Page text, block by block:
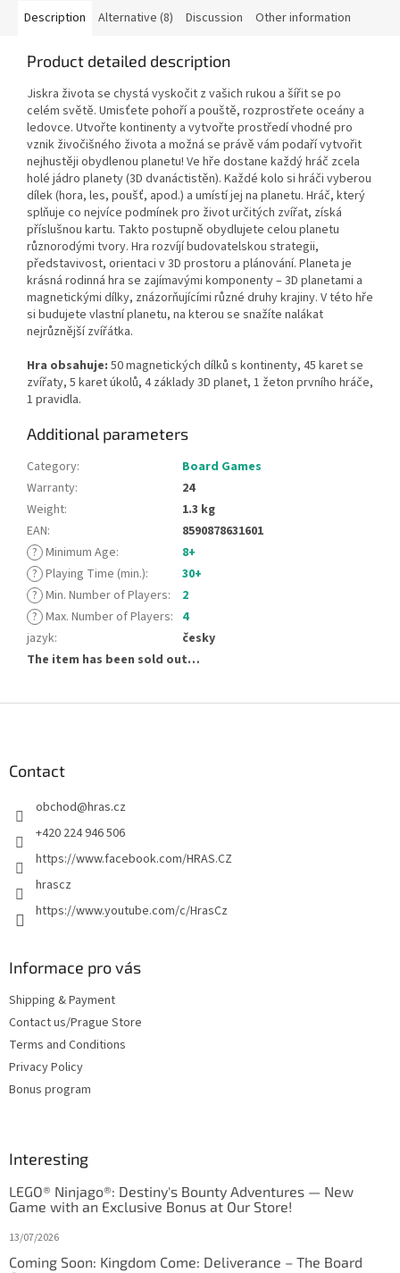
Description Alternative (8) Discussion Other information
Product detailed description
Jiskra života se chystá vyskočit z vašich rukou a šířit se po
celém světě. Umisťete pohoří a pouště, rozprostřete oceány a
ledovce. Utvořte kontinenty a vytvořte prostředí vhodné pro
vznik živočišného života a možná se právě vám podaří vytvořit
nejhustěji obydlenou planetu! Ve hře dostane každý hráč zcela
holé jádro planety (3D dvanáctistěn). Každé kolo si hráči vyberou
dílek (hora, les, poušť, apod.) a umístí jej na planetu. Hráč, který
splňuje co nejvíce podmínek pro život určitých zvířat, získá
příslušnou kartu. Takto postupně obydlujete celou planetu
různorodými tvory. Hra rozvíjí budovatelskou strategii,
představivost, orientaci v 3D prostoru a plánování. Planeta je
krásná rodinná hra se zajímavými komponenty – 3D planetami a
magnetickými dílky, znázorňujícími různé druhy krajiny. V této hře
si budujete vlastní planetu, na kterou se snažíte nalákat
nejrůznější zvířátka.
Hra obsahuje: 50 magnetických dílků s kontinenty, 45 karet se
zvířaty, 5 karet úkolů, 4 základy 3D planet, 1 žeton prvního hráče,
1 pravidla.
Additional parameters
Category:
Board Games
Warranty:
24
Weight:
1.3 kg
EAN:
8590878631601
? Minimum Age:
8+
? Playing Time (min.):
30+
? Min. Number of Players:
2
? Max. Number of Players: 4
jazyk:
česky
The item has been sold out…
Contact
obchod@hras.cz
+420 224 946 506
https://www.facebook.com/HRAS.CZ
hrascz
https://www.youtube.com/c/HrasCz
Informace pro vás
Shipping & Payment
Contact us/Prague Store
Terms and Conditions
Privacy Policy
Bonus program
Interesting
LEGO® Ninjago®: Destiny's Bounty Adventures — New
Game with an Exclusive Bonus at Our Store!
13/07/2026
Coming Soon: Kingdom Come: Deliverance – The Board